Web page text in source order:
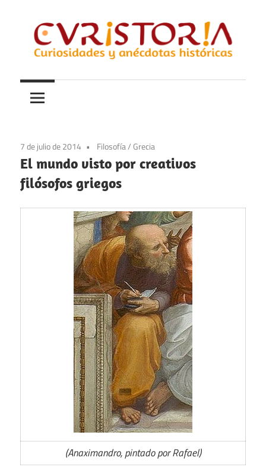
contenido
Curistoria
y
anécdotas
historia
7 de julio de 2014 Filosofía/Grecia
El mundo visto por creativos
filósofos griegos
(Anaximandro, pintado por Rafael)